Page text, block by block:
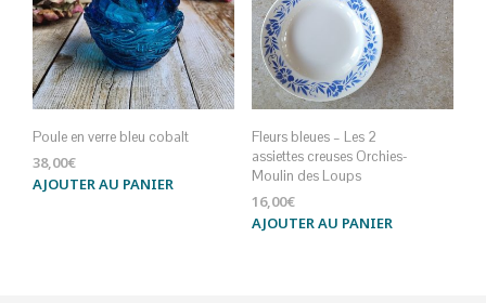
Poule en verre bleu cobalt
38,00€
AJOUTER AU PANIER
Fleurs bleues – Les 2
assiettes creuses Orchies-
Moulin des Loups
16,00€
AJOUTER AU PANIER